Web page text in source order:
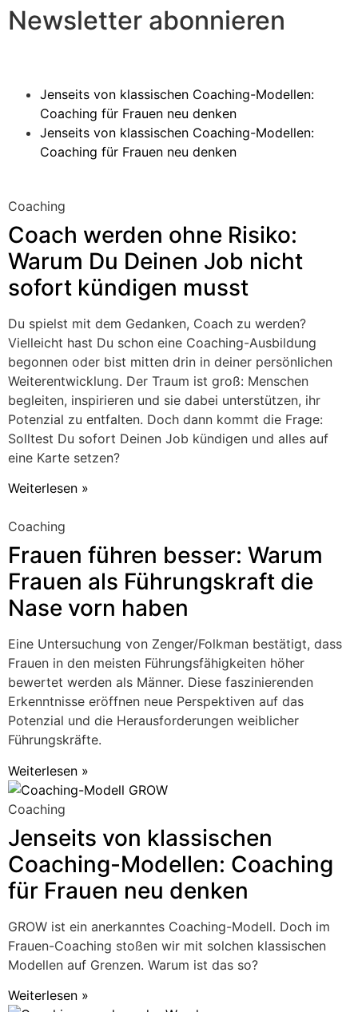
Newsletter abonnieren
Jenseits von klassischen Coaching-Modellen:
Coaching für Frauen neu denken
Jenseits von klassischen Coaching-Modellen:
Coaching für Frauen neu denken
Coaching
Coach werden ohne Risiko:
Warum Du Deinen Job nicht
sofort kündigen musst
Du spielst mit dem Gedanken, Coach zu werden?
Vielleicht hast Du schon eine Coaching-Ausbildung
begonnen oder bist mitten drin in deiner persönlichen
Weiterentwicklung. Der Traum ist groß: Menschen
begleiten, inspirieren und sie dabei unterstützen, ihr
Potenzial zu entfalten. Doch dann kommt die Frage:
Solltest Du sofort Deinen Job kündigen und alles auf
eine Karte setzen?
Weiterlesen »
Coaching
Frauen führen besser: Warum
Frauen als Führungskraft die
Nase vorn haben
Eine Untersuchung von Zenger/Folkman bestätigt, dass
Frauen in den meisten Führungsfähigkeiten höher
bewertet werden als Männer. Diese faszinierenden
Erkenntnisse eröffnen neue Perspektiven auf das
Potenzial und die Herausforderungen weiblicher
Führungskräfte.
Weiterlesen »
Coaching
Jenseits von klassischen
Coaching-Modellen: Coaching
für Frauen neu denken
GROW ist ein anerkanntes Coaching-Modell. Doch im
Frauen-Coaching stoßen wir mit solchen klassischen
Modellen auf Grenzen. Warum ist das so?
Weiterlesen »